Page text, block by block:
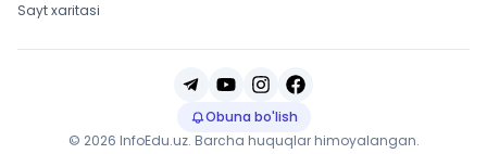
Sayt xaritasi
Obuna bo'lish
© 2026 InfoEdu.uz. Barcha huquqlar himoyalangan.